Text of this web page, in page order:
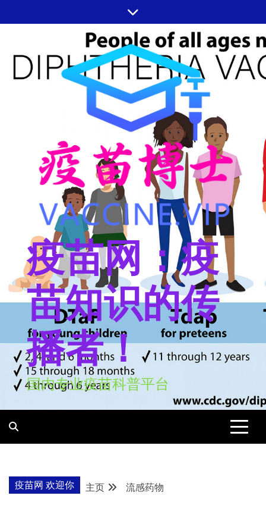
至
疫苗网：疫
苗知识的传
播者！
国内专业疫苗科普平台
疫苗网 欢迎你 主页 流感药物